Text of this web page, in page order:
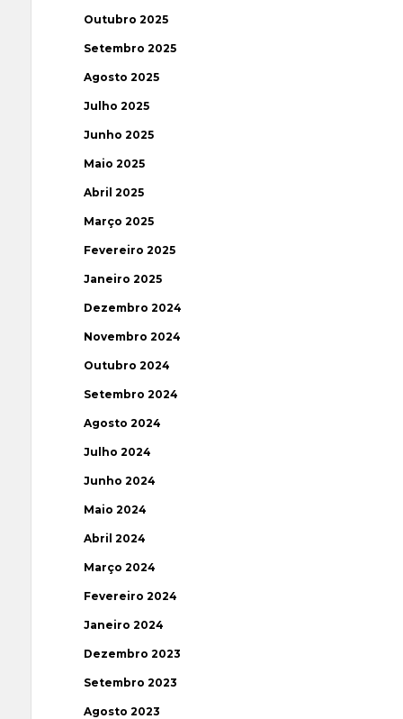
Outubro 2025
Setembro 2025
Agosto 2025
Julho 2025
Junho 2025
Maio 2025
Abril 2025
Março 2025
Fevereiro 2025
Janeiro 2025
Dezembro 2024
Novembro 2024
Outubro 2024
Setembro 2024
Agosto 2024
Julho 2024
Junho 2024
Maio 2024
Abril 2024
Março 2024
Fevereiro 2024
Janeiro 2024
Dezembro 2023
Setembro 2023
Agosto 2023